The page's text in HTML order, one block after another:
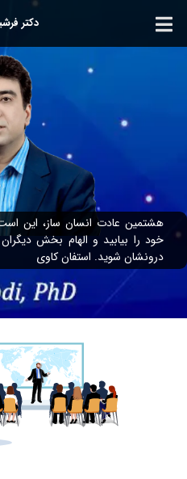
دکتر
هشتمین عادت انسان ساز، این
خود را بیابید و الهام بخش
درونشان شوید. استفان کاوی